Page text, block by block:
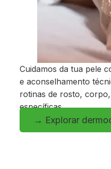
Cuidamos da tua pele
e aconselhamento
rotinas de rosto,
específicas.
→ Explorar